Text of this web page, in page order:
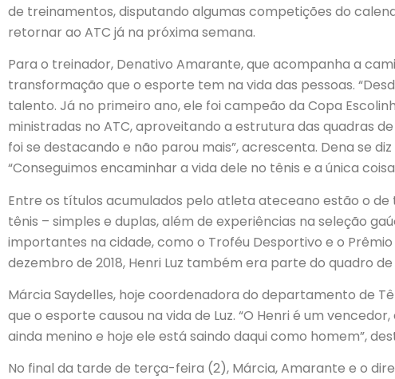
de treinamentos, disputando algumas competições do
retornar ao ATC já na próxima semana.
Para o treinador, Denativo Amarante, que acompanha a
transformação que o esporte tem na vida das pessoas.
talento. Já no primeiro ano, ele foi campeão da Copa
ministradas no ATC, aproveitando a estrutura das quadras
foi se destacando e não parou mais”, acrescenta. Dena se
“Conseguimos encaminhar a vida dele no tênis e a única
Entre os títulos acumulados pelo atleta ateceano estão o
tênis – simples e duplas, além de experiências na seleção
importantes na cidade, como o Troféu Desportivo e o
dezembro de 2018, Henri Luz também era parte do quadro
Márcia Saydelles, hoje coordenadora do departamento de
que o esporte causou na vida de Luz. “O Henri é um
ainda menino e hoje ele está saindo daqui como homem”,
No final da tarde de terça-feira (2), Márcia, Amarante e o